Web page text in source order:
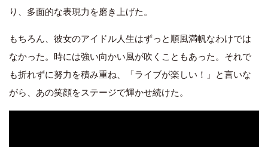
り、多面的な表現力を磨き上げた。
もちろん、彼女のアイドル人生はずっと順風満帆なわけでは
なかった。時には強い向かい風が吹くこともあった。それで
も折れずに努力を積み重ね、「ライブが楽しい！」と言いな
がら、あの笑顔をステージで輝かせ続けた。